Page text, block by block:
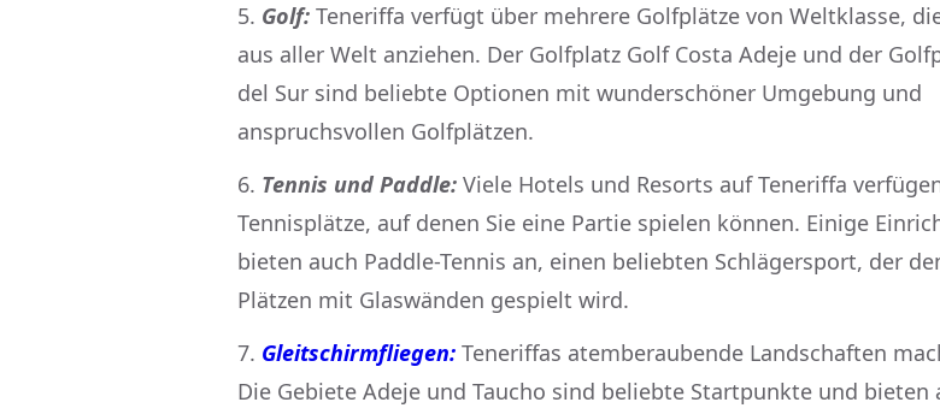
Golf: Teneriffa verfügt über mehrere Golfplätze von Weltklasse,
aus aller Welt anziehen. Der Golfplatz Golf Costa Adeje und der
del Sur sind beliebte Optionen mit wunderschöner Umgebung und
anspruchsvollen Golfplätzen.
Tennis und Paddle: Viele Hotels und Resorts auf Teneriffa
Tennisplätze, auf denen Sie eine Partie spielen können. Einige
bieten auch Paddle-Tennis an, einen beliebten Schlägersport, der
Plätzen mit Glaswänden gespielt wird.
Gleitschirmfliegen: Teneriffas atemberaubende Landschaften
Die Gebiete Adeje und Taucho sind beliebte Startpunkte und